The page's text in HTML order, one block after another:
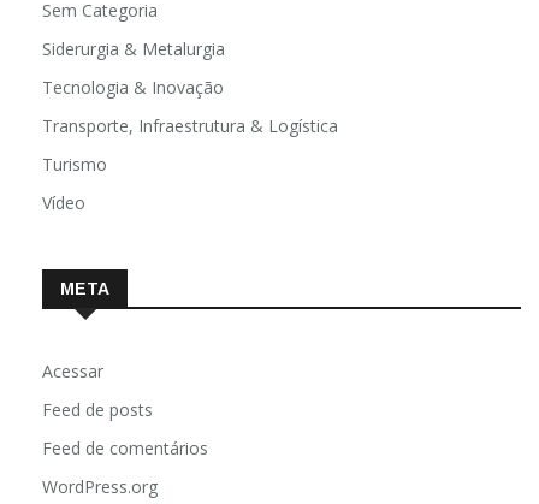
Sem Categoria
Siderurgia & Metalurgia
Tecnologia & Inovação
Transporte, Infraestrutura & Logística
Turismo
Vídeo
META
Acessar
Feed de posts
Feed de comentários
WordPress.org